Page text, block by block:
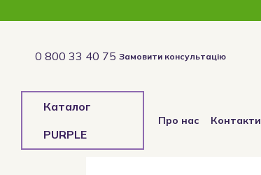
0 800 33 40 75 Замовити консультацію
Каталог
PURPLE
Про нас Контакти